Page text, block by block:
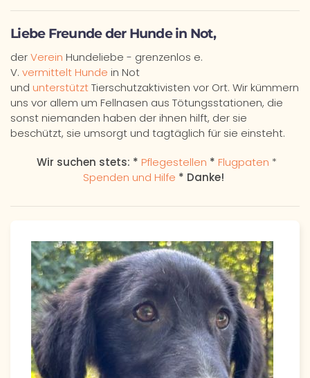
Liebe Freunde der Hunde in Not,
derVerein Hundeliebe - grenzenlos e.
V. vermittelt Hunde in Not
und unterstütztTierschutzaktivisten vor Ort. Wir kümmern
uns vor allem um Fellnasen aus Tötungsstationen, die
sonst niemanden haben der ihnen hilft, der sie
beschützt, sie umsorgt und tagtäglich für sie einsteht.
Wir suchen stets: * Pflegestellen * Flugpaten *
Spenden und Hilfe * Danke!